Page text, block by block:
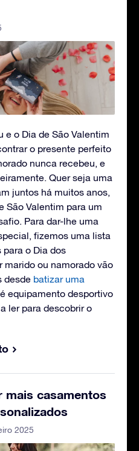
e o Dia de São Valentim
o presente perfeito
nunca recebeu, e
Quer seja uma
juntos há muitos anos,
São Valentim para um
Para dar-lhe uma
fizemos uma lista
o Dia dos
marido ou namorado vão
desde batizar uma
equipamento desportivo
ler para descobrir o
mais casamentos
2025